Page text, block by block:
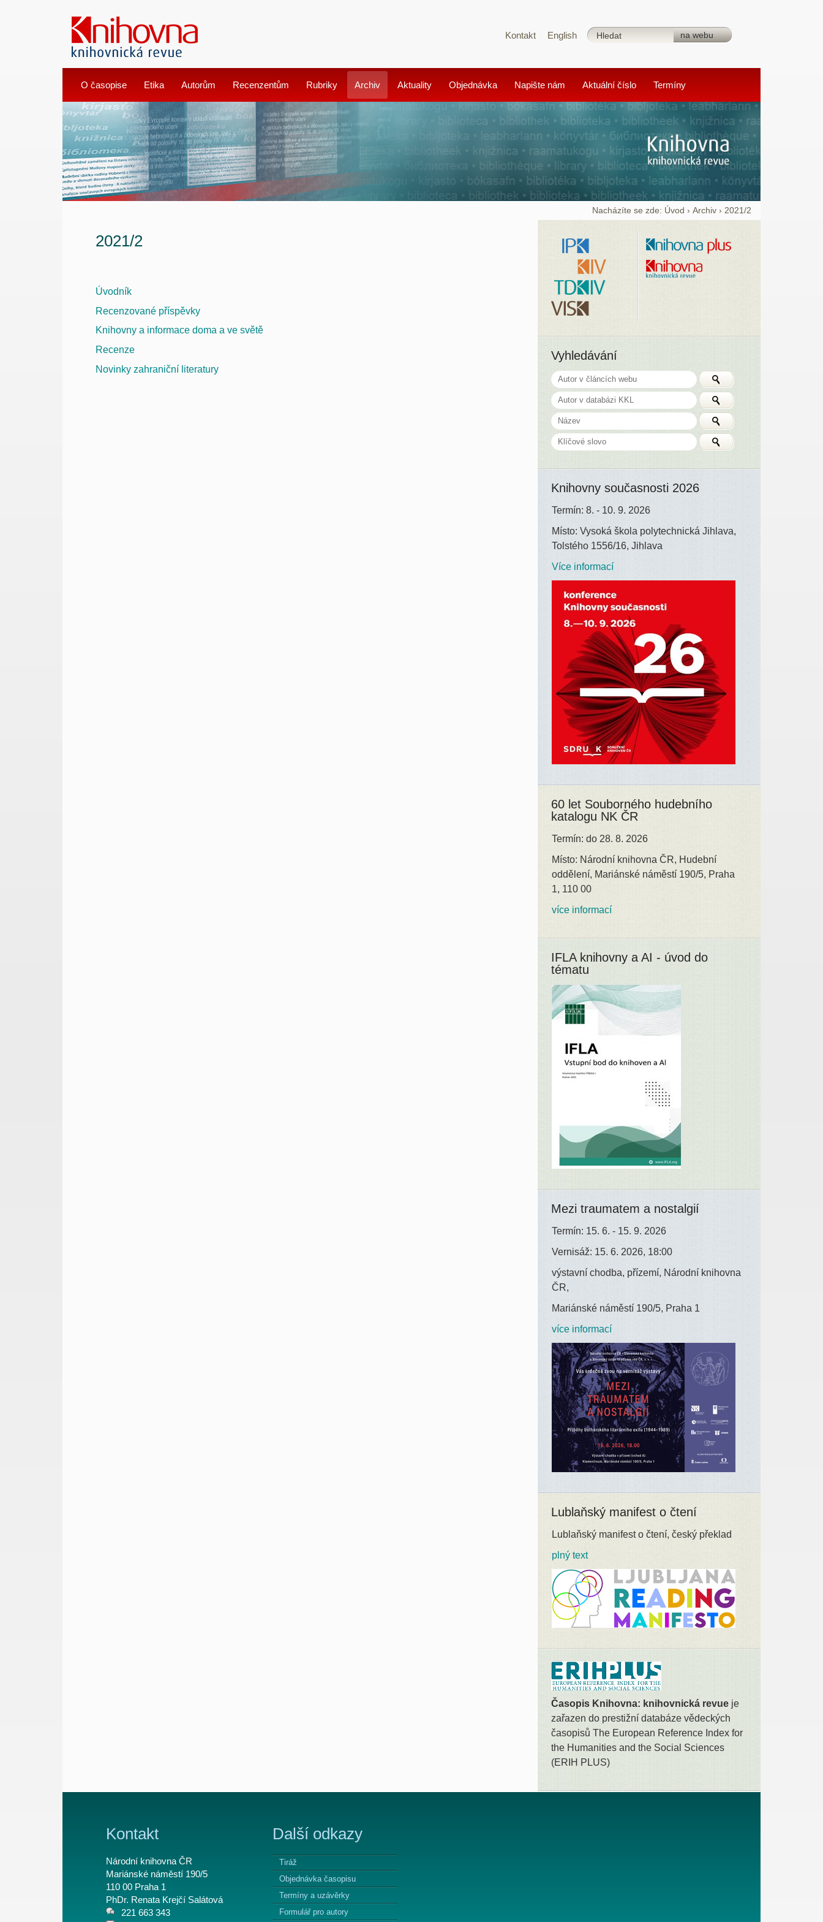
Kontakt English
O časopise Etika Autorům Recenzentům Rubriky Archiv Aktuality Objednávka Napište nám Aktuální číslo Termíny
Nacházíte se zde: Úvod ›Archiv › 2021/2
2021/2
Úvodník
Recenzované příspěvky
Knihovny a informace doma a ve světě
Recenze
Novinky zahraniční literatury
Vyhledávání
Knihovny současnosti 2026
Termín: 8. - 10. 9. 2026
Místo: Vysoká škola polytechnická Jihlava,
Tolstého 1556/16, Jihlava
Více informací
60 let Souborného hudebního
katalogu NK ČR
Termín: do 28. 8. 2026
Místo: Národní knihovna ČR, Hudební
oddělení, Mariánské náměstí 190/5, Praha
1, 110 00
více informací
IFLA knihovny a AI - úvod do
tématu
Mezi traumatem a nostalgií
Termín: 15. 6. - 15. 9. 2026
Vernisáž: 15. 6. 2026, 18:00
výstavní chodba, přízemí, Národní knihovna
ČR,
Mariánské náměstí 190/5, Praha 1
více informací
Lublaňský manifest o čtení
Lublaňský manifest o čtení, český překlad
plný text
Časopis Knihovna: knihovnická revue je
zařazen do prestižní databáze vědeckých
časopisů The European Reference Index for
the Humanities and the Social Sciences
(ERIH PLUS)
Kontakt
Národní knihovna ČR
Mariánské náměstí 190/5
110 00 Praha 1
PhDr. Renata Krejčí Salátová
221 663 343
Další odkazy
Tiráž
Objednávka časopisu
Termíny a uzávěrky
Formulář pro autory